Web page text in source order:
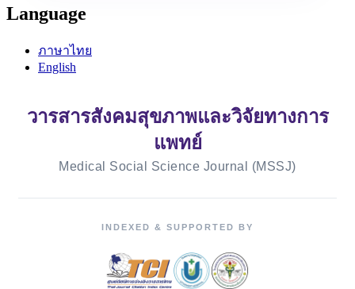
Language
ภาษาไทย
English
วารสารสังคมสุขภาพและวิจัยทางการ
แพทย์
Medical Social Science Journal (MSSJ)
INDEXED & SUPPORTED BY